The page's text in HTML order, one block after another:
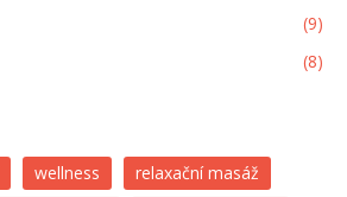
(9)
(8)
wellness
relaxační masáž